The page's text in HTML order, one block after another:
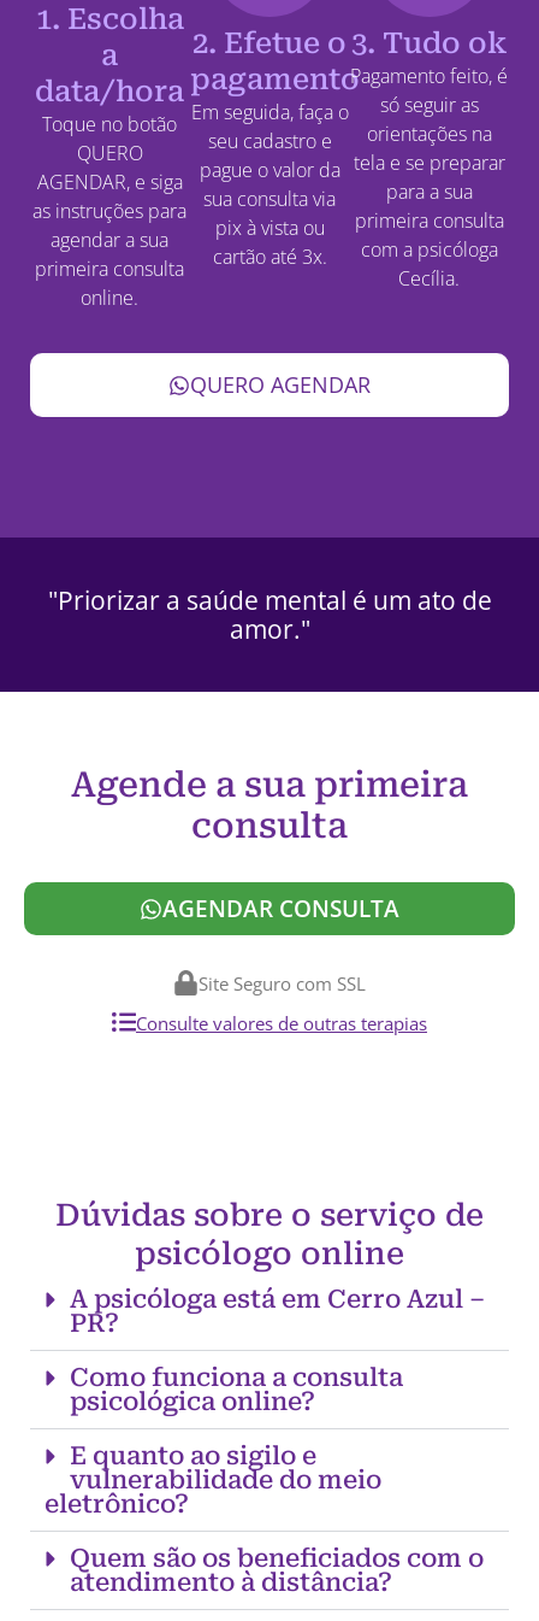
1. Escolha
a
data/hora
Toque no botão
QUERO
AGENDAR, e siga
as instruções para
agendar a sua
primeira consulta
online.
2. Efetue o
pagamento
Em seguida, faça o
seu cadastro e
pague o valor da
sua consulta via
pix à vista ou
cartão até 3x.
3. Tudo ok
Pagamento feito, é
só seguir as
orientações na
tela e se preparar
para a sua
primeira consulta
com a psicóloga
Cecília.
QUERO AGENDAR
"Priorizar a saúde mental é um ato de
amor."
Agende a sua primeira
consulta
AGENDAR CONSULTA
Site Seguro com SSL
Consulte valores de outras terapias
Dúvidas sobre o serviço de
psicólogo online
A psicóloga está em Cerro Azul –
PR?
Como funciona a consulta
psicológica online?
E quanto ao sigilo e
vulnerabilidade do meio
eletrônico?
Quem são os beneficiados com o
atendimento à distância?